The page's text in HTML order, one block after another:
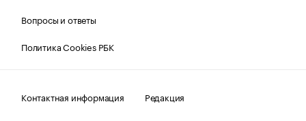
Вопросы и ответы
Политика Cookies РБК
Контактная информация
Редакция